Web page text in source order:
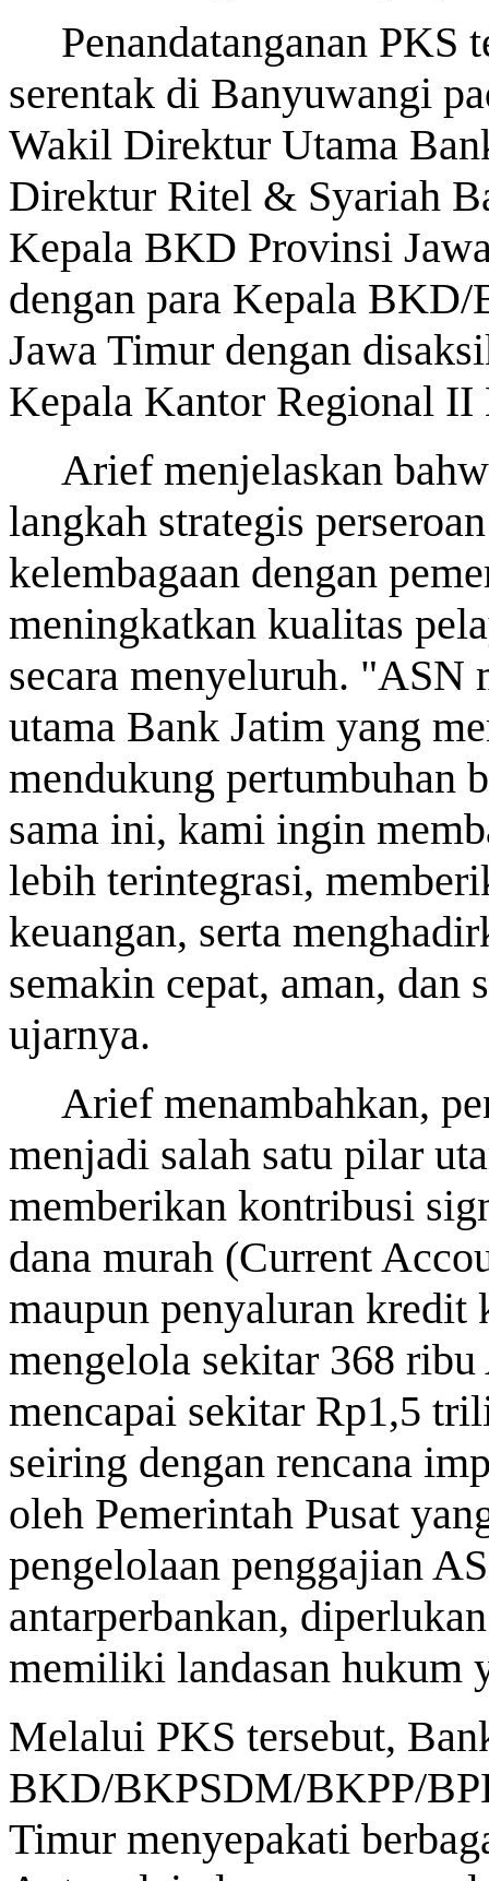
Penandatanganan PKS
serentak di Banyuwangi
Wakil Direktur Utama
Direktur Ritel & Syariah
Kepala BKD Provinsi
dengan para Kepala
Jawa Timur dengan
Kepala Kantor Regional
Arief menjelaskan
langkah strategis
kelembagaan dengan
meningkatkan kualitas
secara menyeluruh. "ASN
utama Bank Jatim yang
mendukung pertumbuhan
sama ini, kami ingin
lebih terintegrasi,
keuangan, serta
semakin cepat, aman, dan
ujarnya.
Arief menambahkan,
menjadi salah satu pilar
memberikan kontribusi
dana murah (Current
maupun penyaluran kredit
mengelola sekitar 368
mencapai sekitar Rp1,5
seiring dengan rencana
oleh Pemerintah Pusat
pengelolaan penggajian
antarperbankan,
memiliki landasan hukum
Melalui PKS tersebut,
BKD/BKPSDM/BKPP/
Timur menyepakati